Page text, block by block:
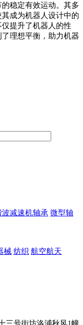
稳定有效运动。其多
成为机器人设计中的
提升了机器人的性
理想平衡，助力机器
波减速机轴承 微型轴
械 纺织 航空航天
三号街坊洛浦秋风1幢